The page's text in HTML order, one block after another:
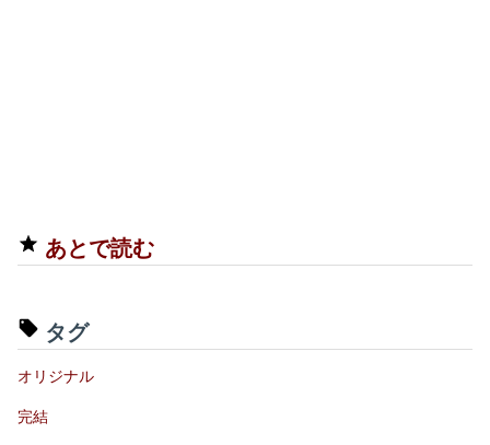
あとで読む
タグ
オリジナル
完結